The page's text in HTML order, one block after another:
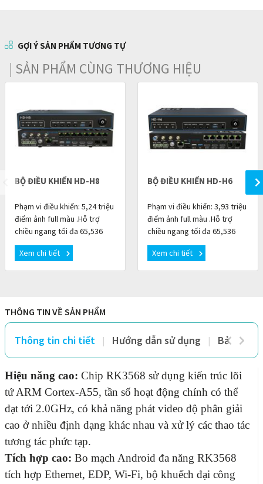
GỢI Ý SẢN PHẨM TƯƠNG TỰ
| SẢN PHẨM CÙNG THƯƠNG HIỆU
BỘ ĐIỀU KHIỂN HD-H8
Phạm vi điều khiển: 5,24 triệu
điểm ảnh full màu .Hỗ trợ
chiều ngang tối đa 65,536
pixel , chiều cao tối đa 8192
pixel .2 đầu vào HDMI 1.4,một
cổng qu
Xem chi tiết
BỘ ĐIỀU KHIỂN HD-H6
Phạm vi điều khiển: 3,93 triệu
điểm ảnh full màu .Hỗ trợ
chiều ngang tối đa 65,536
pixel , chiều cao tối đa 8192
pixel .2 đầu vào HDMI 1.4,Một
cổng qu
Xem chi tiết
THÔNG TIN VỀ SẢN PHẨM
Thông tin chi tiết Hướng dẫn sử dụng Bảo
Hiệu năng cao: Chip RK3568 sử dụng kiến ​​trúc lõi
tứ ARM Cortex-A55, tần số hoạt động chính có thể
đạt tới 2.0GHz, có khả năng phát video độ phân giải
cao ở nhiều định dạng khác nhau và xử lý các thao tác
tương tác phức tạp.
Tích hợp cao: Bo mạch Android đa năng RK3568
tích hợp Ethernet, EDP, Wi-Fi, bộ khuếch đại công